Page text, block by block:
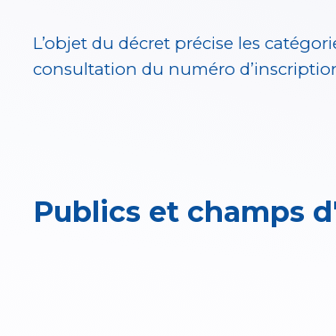
L’objet du décret précise les
consultation du numéro
Publics et champs